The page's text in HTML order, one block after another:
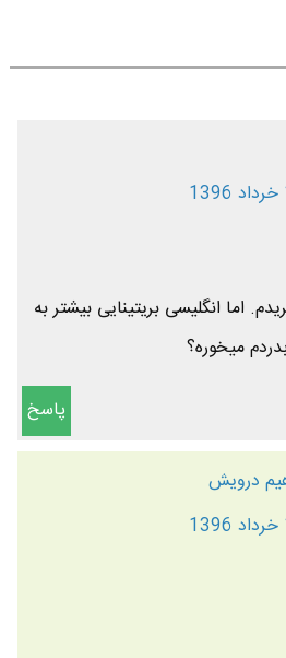
اما انگلیسی بریتینایی بیشتر به
میخوره؟
پاسخ
درویش